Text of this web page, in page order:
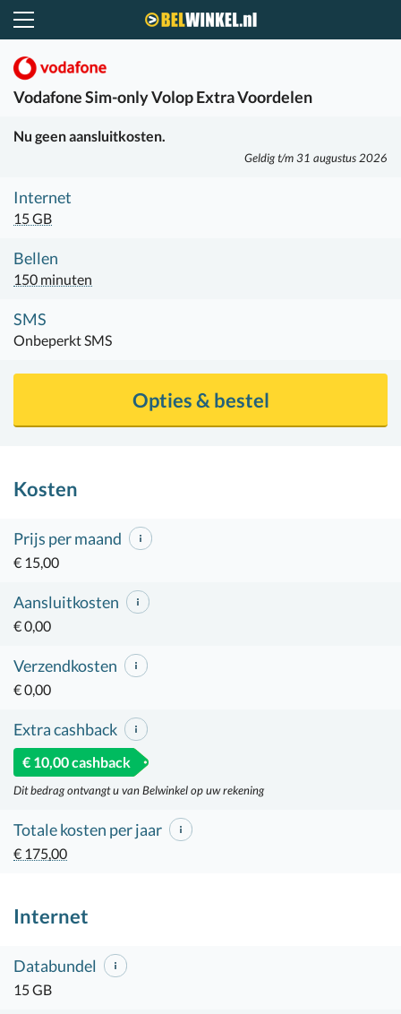
VodafoneSim-only Volop Extra Voordelen
Nu geen aansluitkosten.
Geldig t/m 31 augustus 2026
Internet
15 GB
Bellen
150 minuten
SMS
Onbeperkt SMS
Opties & bestel
Kosten
Prijs per maand
€ 15,00
Aansluitkosten
€ 0,00
Verzendkosten
€ 0,00
Extra cashback
€ 10,00 cashback
Dit bedrag ontvangt u van Belwinkel op uw rekening
Totale kosten per jaar
€ 175,00
Internet
Databundel
15 GB